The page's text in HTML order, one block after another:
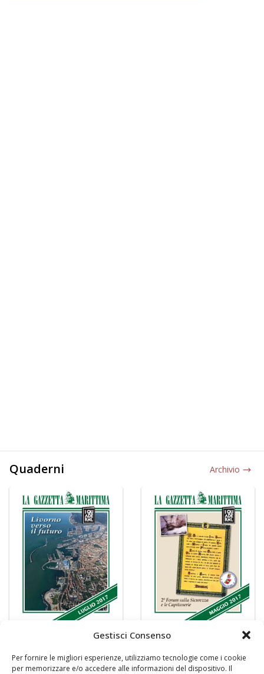
Gestisci Consenso
Per fornire le migliori esperienze, utilizziamo tecnologie come i cookie
per memorizzare e/o accedere alle informazioni del dispositivo. Il
Quaderni Archivio